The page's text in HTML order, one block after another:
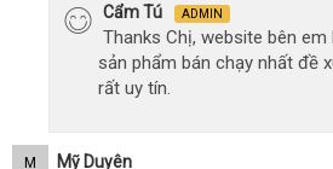
Cẩm Tú ADMIN
Thanks Chị, website bên
sản phẩm bán chạy nhất đề
rất uy tín.
M Mỹ Duyên